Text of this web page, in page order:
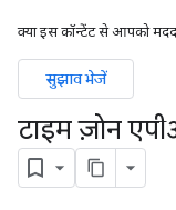
क्या इस कॉन्टेंट से आपको मदद
सुझाव भेजें
टाइम ज़ोन